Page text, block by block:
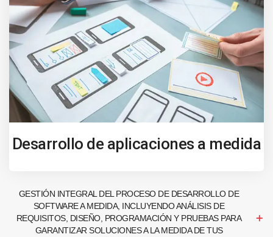
Desarrollo de aplicaciones a medida
GESTIÓN INTEGRAL DEL PROCESO DE DESARROLLO DE
SOFTWARE A MEDIDA, INCLUYENDO ANÁLISIS DE
REQUISITOS, DISEÑO, PROGRAMACIÓN Y PRUEBAS PARA
GARANTIZAR SOLUCIONES A LA MEDIDA DE TUS